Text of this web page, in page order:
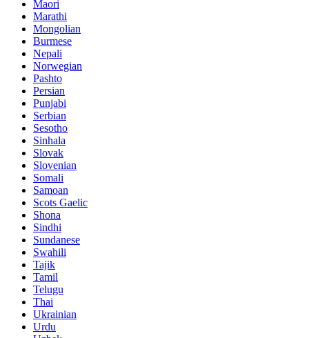
Maori
Marathi
Mongolian
Burmese
Nepali
Norwegian
Pashto
Persian
Punjabi
Serbian
Sesotho
Sinhala
Slovak
Slovenian
Somali
Samoan
Scots Gaelic
Shona
Sindhi
Sundanese
Swahili
Tajik
Tamil
Telugu
Thai
Ukrainian
Urdu